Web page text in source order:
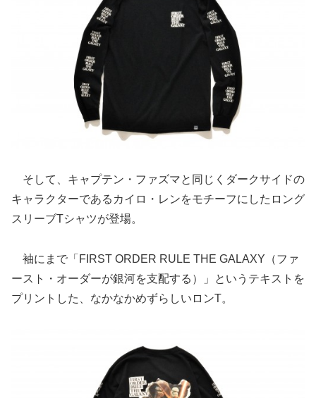
そして、キャプテン・ファズマと同じくダークサイドの
キャラクターであるカイロ・レンをモチーフにしたロング
スリーブTシャツが登場。
袖にまで「FIRST ORDER RULE THE GALAXY（ファ
ースト・オーダーが銀河を支配する）」というテキストを
プリントした、なかなかめずらしいロンT。